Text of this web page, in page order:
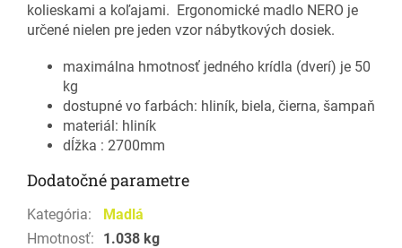
kolieskami a koľajami. Ergonomické madlo NERO je
určené nielen pre jeden vzor nábytkových dosiek.
maximálna hmotnosť jedného krídla (dverí) je 50
kg
dostupné vo farbách: hliník, biela, čierna, šampaň
materiál: hliník
dĺžka : 2700mm
Dodatočné parametre
Kategória:
Madlá
Hmotnosť:
1.038 kg